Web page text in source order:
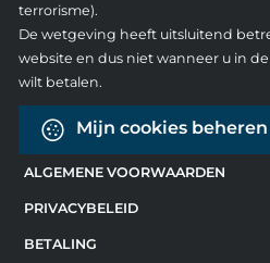
terrorisme).
De wetgeving heeft uitsluitend
website en dus niet wanneer u in
wilt betalen.
Mijn cookies beheren
ALGEMENE VOORWAARDEN
PRIVACYBELEID
BETALING